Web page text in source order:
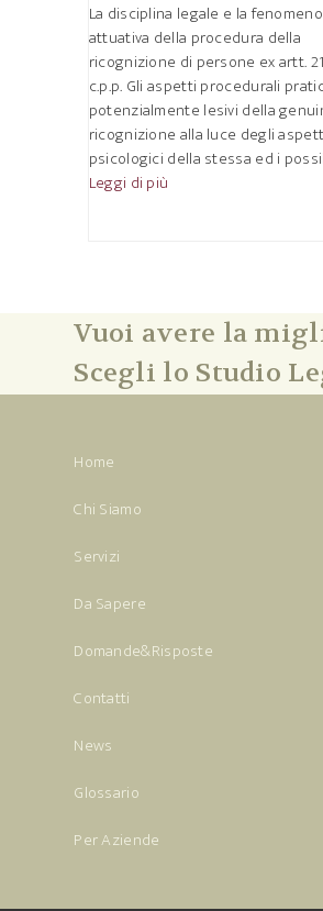
La disciplina legale e la
attuativa della procedura della
ricognizione di persone ex artt.
c.p.p. Gli aspetti procedurali
potenzialmente lesivi della
ricognizione alla luce degli
psicologici della stessa ed i
Leggi di più
Vuoi avere la
Scegli lo Studio
Home
Chi Siamo
Servizi
Da Sapere
Domande&Risposte
Contatti
News
Glossario
Per Aziende